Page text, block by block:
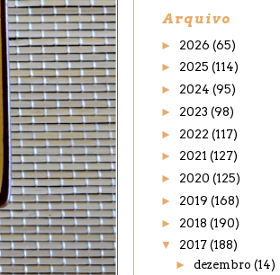
Arquivo
► 2026 (65)
► 2025 (114)
► 2024 (95)
► 2023 (98)
► 2022 (117)
► 2021 (127)
► 2020 (125)
► 2019 (168)
► 2018 (190)
▼ 2017 (188)
► dezembro (14)